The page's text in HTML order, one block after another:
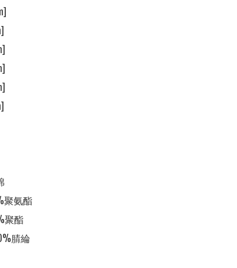
聚氨酯
聚酯
腈綸